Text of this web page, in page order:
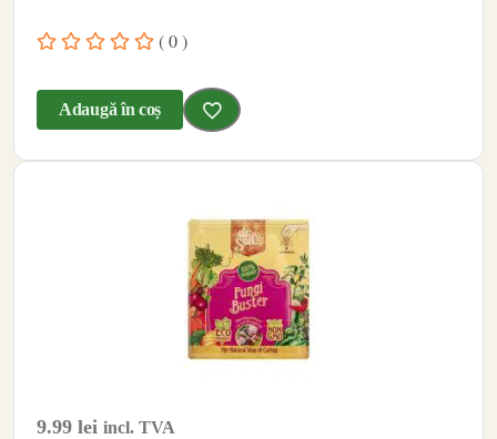
( 0 )
Adaugă în coș
9.99 lei incl. TVA